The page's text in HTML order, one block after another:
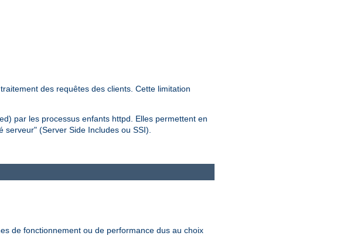
des requêtes des clients. Cette limitation
par les processus enfants httpd. Elles permettent en
serveur" (Server Side Includes ou SSI).
de fonctionnement ou de performance dus au choix